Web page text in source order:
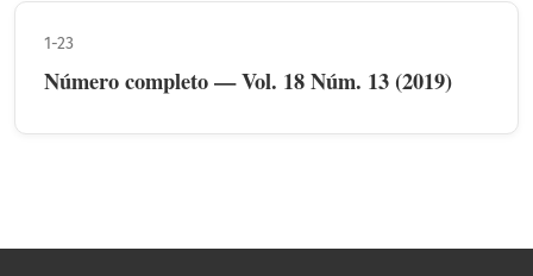
1-23
Número completo — Vol. 18 Núm. 13 (2019)